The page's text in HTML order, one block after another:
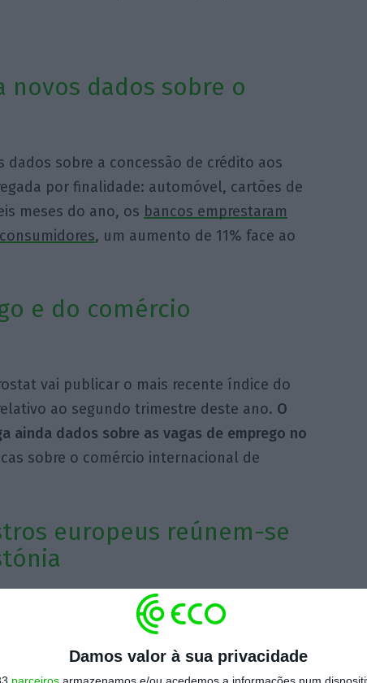
Damos valor à sua privacidade
parceiros armazenamos e/ou acedemos a informações num
novos dados sobre o
sobre a concessão de crédito aos
por finalidade: automóvel, cartões de
meses do ano, os bancos emprestaram
, um aumento de 11% face ao
e do comércio
vai publicar o mais recente índice do
ao segundo trimestre deste ano. O
ainda dados sobre as vagas de emprego no
sobre o comércio internacional de
europeus reúnem-se
da Economia e Assuntos Internos (Ecofin)
Europeia dão início a uma reunião informal
até sábado. Portugal estará